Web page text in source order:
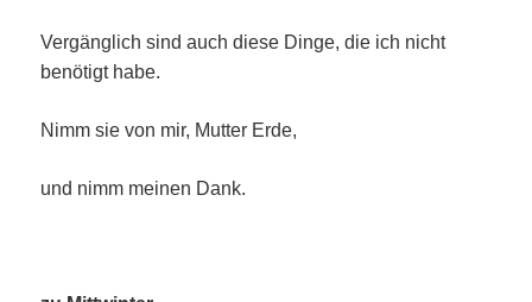
Vergänglich sind auch diese Dinge, die ich nicht
benötigt habe.
Nimm sie von mir, Mutter Erde,
und nimm meinen Dank.